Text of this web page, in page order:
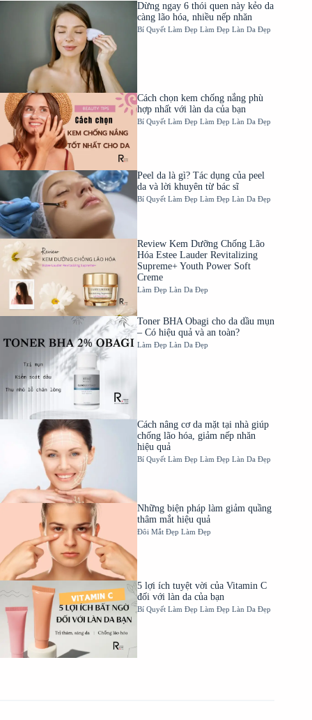
Dừng ngay 6 thói quen này kẻo da
càng lão hóa, nhiều nếp nhăn
Bí Quyết Làm Đẹp Làm Đẹp Làn Da Đẹp
Cách chọn kem chống nắng phù
hợp nhất với làn da của bạn
Bí Quyết Làm Đẹp Làm Đẹp Làn Da Đẹp
Peel da là gì? Tác dụng của peel
da và lời khuyên từ bác sĩ
Bí Quyết Làm Đẹp Làm Đẹp Làn Da Đẹp
Review Kem Dưỡng Chống Lão
Hóa Estee Lauder Revitalizing
Supreme+ Youth Power Soft
Creme
Làm Đẹp Làn Da Đẹp
Toner BHA Obagi cho da dầu mụn
– Có hiệu quả và an toàn?
Làm Đẹp Làn Da Đẹp
Cách nâng cơ da mặt tại nhà giúp
chống lão hóa, giảm nếp nhăn
hiệu quả
Bí Quyết Làm Đẹp Làm Đẹp Làn Da Đẹp
Những biện pháp làm giảm quầng
thâm mắt hiệu quả
Đôi Mắt Đẹp Làm Đẹp
5 lợi ích tuyệt vời của Vitamin C
đối với làn da của bạn
Bí Quyết Làm Đẹp Làm Đẹp Làn Da Đẹp